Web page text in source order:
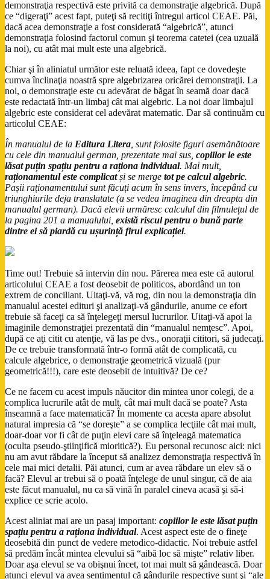
demonstraţia respectivă este privită ca demonstraţie algebrică. După
ce “digeraţi” acest fapt, puteţi să recitiţi întregul articol CEAE. Păi,
dacă acea demonstraţie a fost considerată “algebrică”, atunci
demonstraţia folosind factorul comun şi teorema catetei (cea uzuală
la noi), cu atât mai mult este una algebrică.
Chiar şi în aliniatul următor este reluată ideea, fapt ce dovedeşte
cumva înclinaţia noastră spre algebrizarea oricărei demonstraţii. La
noi, o demonstraţie este cu adevărat de băgat în seamă doar dacă
este redactată într-un limbaj cât mai algebric. La noi doar limbajul
algebric este considerat cel adevărat matematic. Dar să continuăm cu
articolul CEAE:
În manualul de la Editura Litera , sunt folosite figuri asemănătoare
cu cele din manualul german, prezentate mai sus, copiilor le este
lăsat puțin spațiu pentru a raționa individual. Mai mult,
raționamentul este complicatși se merge tot pe calcul algebric.
Pașii raționamentului sunt făcuți acum în sens invers, începând cu
triunghiurile deja translatate (a se vedea imaginea din dreapta din
manualul german). Dacă elevii urmăresc calculul din filmulețul de
la pagina 201 a manualului, există riscul pentru o bună parte
dintre ei să piardă cu ușurință firul explicației.
Time out! Trebuie să intervin din nou. Părerea mea este că autorul
articolului CEAE a fost deosebit de politicos, abordând un ton
extrem de conciliant. Uitaţi-vă, vă rog, din nou la demonstraţia din
manualul acestei edituri şi analizaţi-vă gândurile, anume ce efort
trebuie să faceţi ca să înţelegeţi mersul lucrurilor. Uitaţi-vă apoi la
imaginile demonstraţiei prezentată din “manualul nemţesc”. Apoi,
după ce aţi citit cu atenţie, vă las pe dvs., onoraţii cititori, să judecaţi.
De ce trebuie transformată într-o formă atât de complicată, cu
calcule algebrice, o demonstraţie geometrică vizuală (pur
geometrică!!!), care este deosebit de intuitivă? De ce?
Ce ne facem cu acest impuls năucitor din mintea unor colegi, de a
complica lucrurile atât de mult, cât mai mult dacă se poate? Asta
înseamnă a face matematică? În momente ca acesta apare absolut
natural impresia că “se doreşte” a se complica lecţiile cât mai mult,
doar-doar vor fi cât de puţin elevi care să înţeleagă matematica
(oculta pseudo-ştiinţifică mioritică?). Eu personal recunosc aici: nici
nu am avut răbdare la început să analizez demonstraţia respectivă în
cele mai mici detalii. Păi atunci, cum ar avea răbdare un elev să o
facă? Elevul ar trebui să o poată înţelege de unul singur, că de aia
este făcut manualul, nu ca să vină în paralel cineva acasă şi să-i
explice ce scrie acolo.
Acest aliniat mai are un pasaj important: copiilor le este lăsat puțin
spațiu pentru a raționa individual. Acest aspect este de o fineţe
deosebită din punct de vedere metodico-didactic. Noi trebuie astfel
să predăm încât mintea elevului să “aibă loc să mişte” relativ liber.
Doar aşa elevul se va obişnui încet, tot mai mult să gândească. Doar
atunci elevul va avea sentimentul că gândurile respective sunt şi “ale